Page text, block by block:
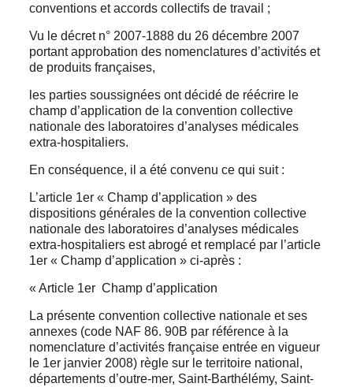
conventions et accords collectifs de travail ;
Vu le décret n° 2007-1888 du 26 décembre 2007
portant approbation des nomenclatures d’activités et
de produits françaises,
les parties soussignées ont décidé de réécrire le
champ d’application de la convention collective
nationale des laboratoires d’analyses médicales
extra-hospitaliers.
En conséquence, il a été convenu ce qui suit :
L’article 1er « Champ d’application » des
dispositions générales de la convention collective
nationale des laboratoires d’analyses médicales
extra-hospitaliers est abrogé et remplacé par l’article
1er « Champ d’application » ci-après :
« Article 1er Champ d’application
La présente convention collective nationale et ses
annexes (code NAF 86. 90B par référence à la
nomenclature d’activités française entrée en vigueur
le 1er janvier 2008) règle sur le territoire national,
départements d’outre-mer, Saint-Barthélémy, Saint-